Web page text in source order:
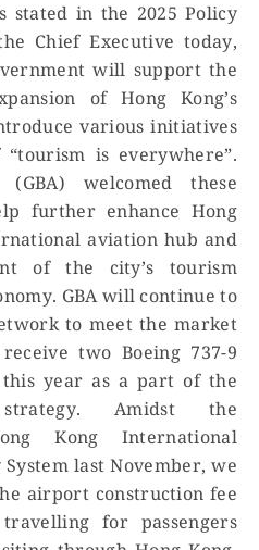
stated in the 2025 Policy
Chief Executive today,
will support the
of Hong Kong’s
various initiatives
is everywhere”.
welcomed these
further enhance Hong
aviation hub and
of the city’s tourism
GBA will continue to
to meet the market
two Boeing 737-9
year as a part of the
Amidst the
Kong International
last November, we
airport construction fee
for passengers